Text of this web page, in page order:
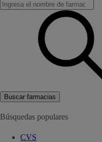
Buscar farmacias
Búsquedas populares
CVS